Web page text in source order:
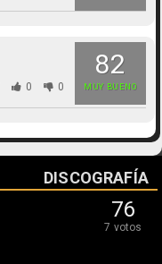
82
MUY BUENO
0 0
DISCOGRAFÍA
76
7 votos